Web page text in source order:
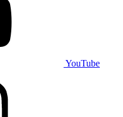
YouTube